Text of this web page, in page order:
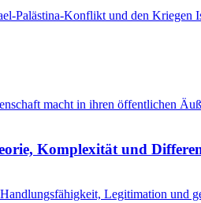
Palästina-Konflikt und den
macht in ihren öffentlichen
Komplexität und
Legitimation und